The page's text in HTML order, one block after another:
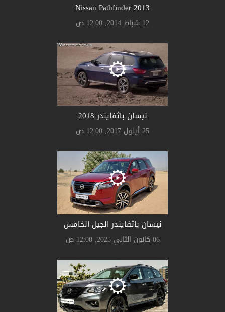
Nissan Pathfinder 2013
12 شباط 2014, 12:00 ص
نيسان باثفايندر 2018
25 أيلول 2017, 12:00 ص
نيسان باثفايندر الجيل الخامس
06 كانون الثاني 2025, 12:00 ص